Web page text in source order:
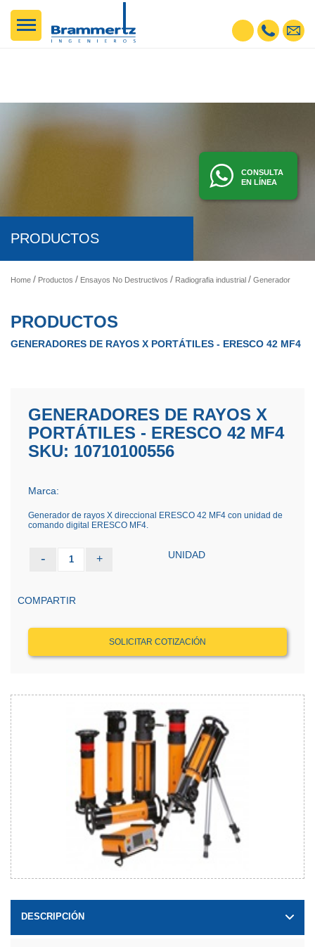
CONSULTA
EN LÍNEA
PRODUCTOS
Home Productos Ensayos No Destructivos Radiografia industrial Generadores de rayos X
PRODUCTOS
GENERADORES DE RAYOS X PORTÁTILES - ERESCO 42 MF4
GENERADORES DE RAYOS X
PORTÁTILES - ERESCO 42 MF4
SKU: 10710100556
Marca:
Generador de rayos X direccional ERESCO 42 MF4 con unidad de
comando digital ERESCO MF4.
- 1 + UNIDAD
COMPARTIR
SOLICITAR COTIZACIÓN
DESCRIPCIÓN